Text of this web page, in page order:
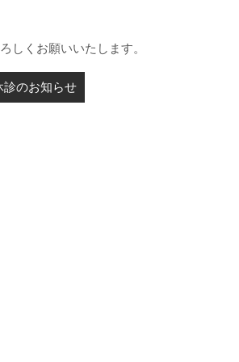
しくお願いいたします。
診のお知らせ